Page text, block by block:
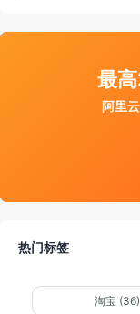
最
阿里
热门标签
淘宝 (36)